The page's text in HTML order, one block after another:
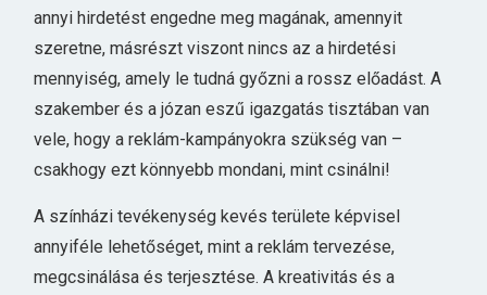
annyi hirdetést engedne meg magának, amennyit
szeretne, másrészt viszont nincs az a hirdetési
mennyiség, amely le tudná győzni a rossz előadást. A
szakember és a józan eszű igazgatás tisztában van
vele, hogy a reklám-kampányokra szükség van –
csakhogy ezt könnyebb mondani, mint csinálni!
A színházi tevékenység kevés területe képvisel
annyiféle lehetőséget, mint a reklám tervezése,
megcsinálása és terjesztése. A kreativitás és a